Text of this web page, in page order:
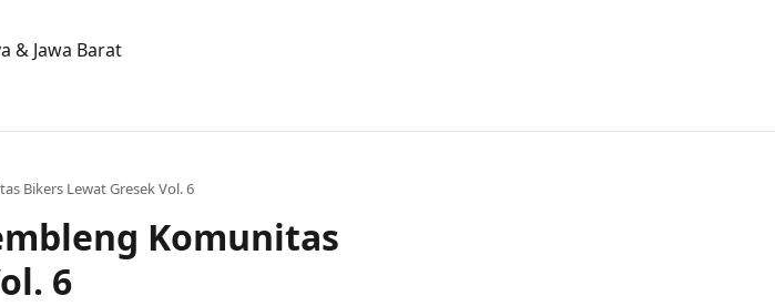
& Jawa Barat
Bikers Lewat Gresek Vol. 6
Komunitas
6